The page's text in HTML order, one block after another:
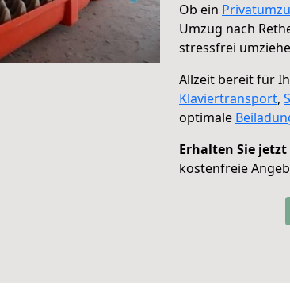
Ob ein
Umzug nach
stressfrei
Allzeit bereit für
Klaviertransport,
optimale
Erhalten Sie jetzt
kostenfreie